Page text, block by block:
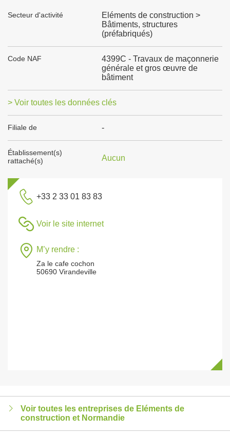
Secteur d'activité
Eléments de construction >
Bâtiments, structures
(préfabriqués)
Code NAF
4399C - Travaux de maçonnerie
générale et gros œuvre de
bâtiment
> Voir toutes les données clés
Filiale de -
Établissement(s)
rattaché(s)
Aucun
+33 2 33 01 83 83
Voir le site internet
M’y rendre :
Za le cafe cochon
50690 Virandeville
Voir toutes les entreprises de Eléments de
construction et Normandie